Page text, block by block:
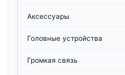
Аксессуары
Головные устройства
Громкая связь